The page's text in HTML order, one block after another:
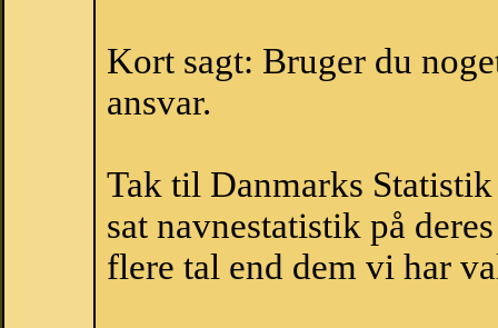
Kort sagt: Bruger du
ansvar.
Tak til Danmarks
sat navnestatistik på
flere tal end dem vi har